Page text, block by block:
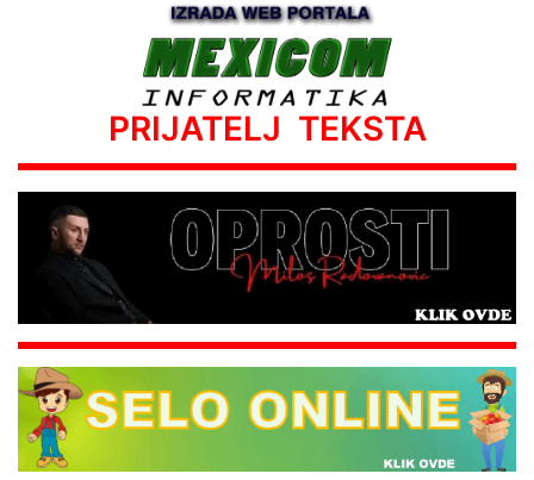
PRIJATELJ TEKSTA